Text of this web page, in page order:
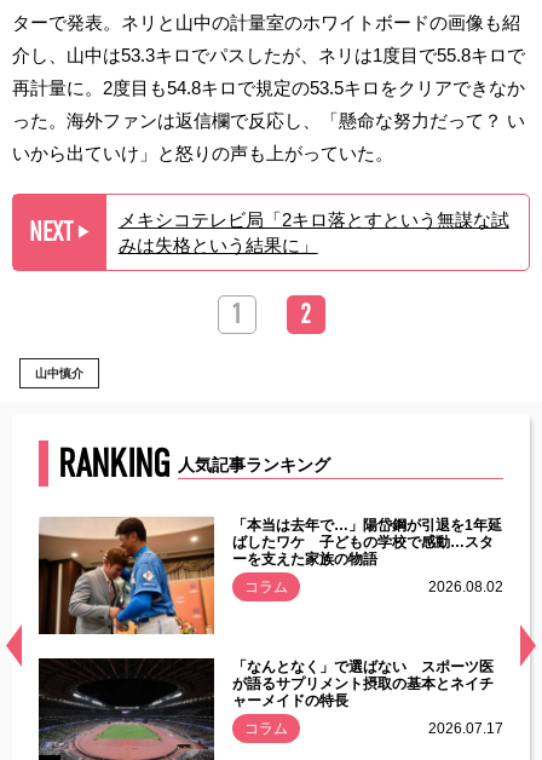
ターで発表。ネリと山中の計量室のホワイトボードの画像も紹
介し、山中は53.3キロでパスしたが、ネリは1度目で55.8キロで
再計量に。2度目も54.8キロで規定の53.5キロをクリアできなか
った。海外ファンは返信欄で反応し、「懸命な努力だって？ い
いから出ていけ」と怒りの声も上がっていた。
NEXT ▶︎
メキシコテレビ局「2キロ落とすという無謀な試
みは失格という結果に」
1 2
山中慎介
RANKING 人気記事ランキング
常
「本当は去年で…」陽岱鋼が引退を1年延
ばしたワケ 子どもの学校で感動…スタ
ーを支えた家族の物語
コラム
2026.08.02
「なんとなく」で選ばない スポーツ医
が語るサプリメント摂取の基本とネイチ
ャーメイドの特長
コラム
2026.07.17